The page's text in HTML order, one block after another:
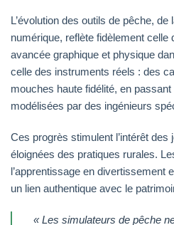
L’évolution des outils de pêche,
numérique, reflète fidèlement celle
avancée graphique et physique
celle des instruments réels : des
mouches haute fidélité, en
modélisées par des ingénieurs
Ces progrès stimulent l’intérêt
éloignées des pratiques rurales.
l’apprentissage en divertissement
un lien authentique avec le
« Les simulateurs de pêche